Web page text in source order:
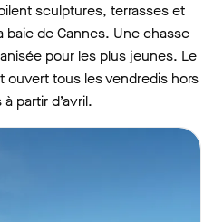
sculptures, terrasses et
de Cannes. Une chasse
pour les plus jeunes. Le
ouvert tous les vendredis hors
partir d’avril.